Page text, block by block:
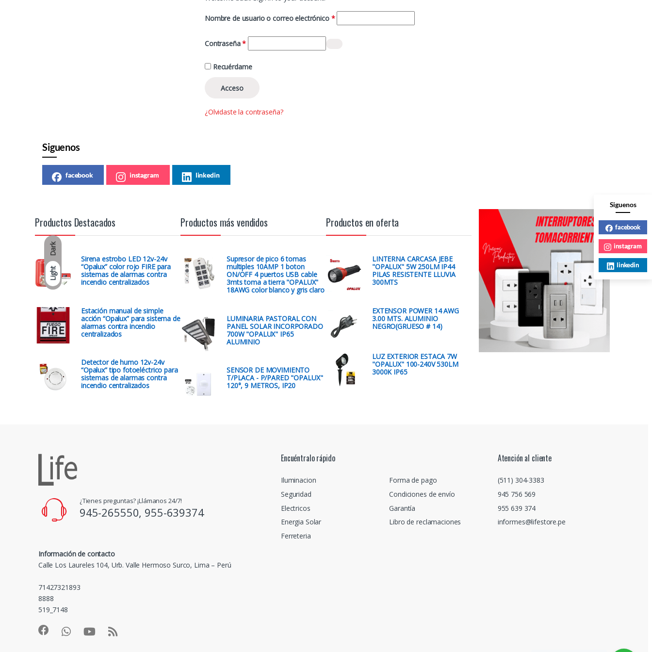
Dark
Light
Nombre de usuario o correo electrónico *Obligatorio
Contraseña*Obligatorio
Recuérdame
Acceso
¿Olvidaste la contraseña?
Siguenos
facebook instagram linkedin
Productos Destacados
Sirena estrobo LED 12v-24v
“Opalux” color rojo FIRE para
sistemas de alarmas contra
incendio centralizados
Estación manual de simple
acción “Opalux” para sistema de
alarmas contra incendio
centralizados
Detector de humo 12v-24v
“Opalux” tipo fotoeléctrico para
sistemas de alarmas contra
incendio centralizados
Productos más vendidos
Supresor de pico 6 tomas
multiples 10AMP 1 boton
ON/OFF 4 puertos USB cable
3mts toma a tierra "OPALUX"
18AWG color blanco y gris claro
LUMINARIA PASTORAL CON
PANEL SOLAR INCORPORADO
700W "OPALUX" IP65
ALUMINIO
SENSOR DE MOVIMIENTO
T/PLACA - P/PARED "OPALUX"
120°, 9 METROS, IP20
Productos en oferta
LINTERNA CARCASA JEBE
"OPALUX" 5W 250LM IP44
PILAS RESISTENTE LLUVIA
300MTS
EXTENSOR POWER 14 AWG
3.00 MTS. ALUMINIO
NEGRO(GRUESO # 14)
LUZ EXTERIOR ESTACA 7W
"OPALUX" 100-240V 530LM
3000K IP65
¿Tienes preguntas? ¡Llámanos 24/7!
945-265550, 955-639374
Información de contacto
Calle Los Laureles 104, Urb. Valle Hermoso Surco, Lima – Perú
71427321893
8888
519_7148
Encuéntralo rápido
Iluminacion
Seguridad
Electricos
Energia Solar
Ferreteria
Forma de pago
Condiciones de envío
Garantía
Libro de reclamaciones
Atención al cliente
(511) 304-3383
945 756 569
955 639 374
informes@lifestore.pe
Siguenos
facebook
instagram
linkedin